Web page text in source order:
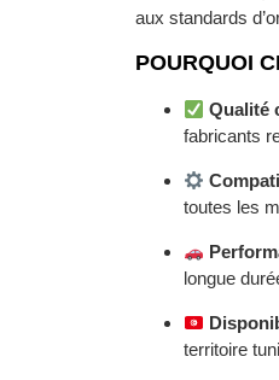
aux standards
POURQUOI
Qualité
fabricants
toutes les
longue
territoire